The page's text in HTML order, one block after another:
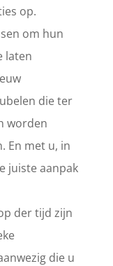
op.
om hun
laten
die ter
worden
En met u, in
juiste aanpak
der tijd zijn
die u